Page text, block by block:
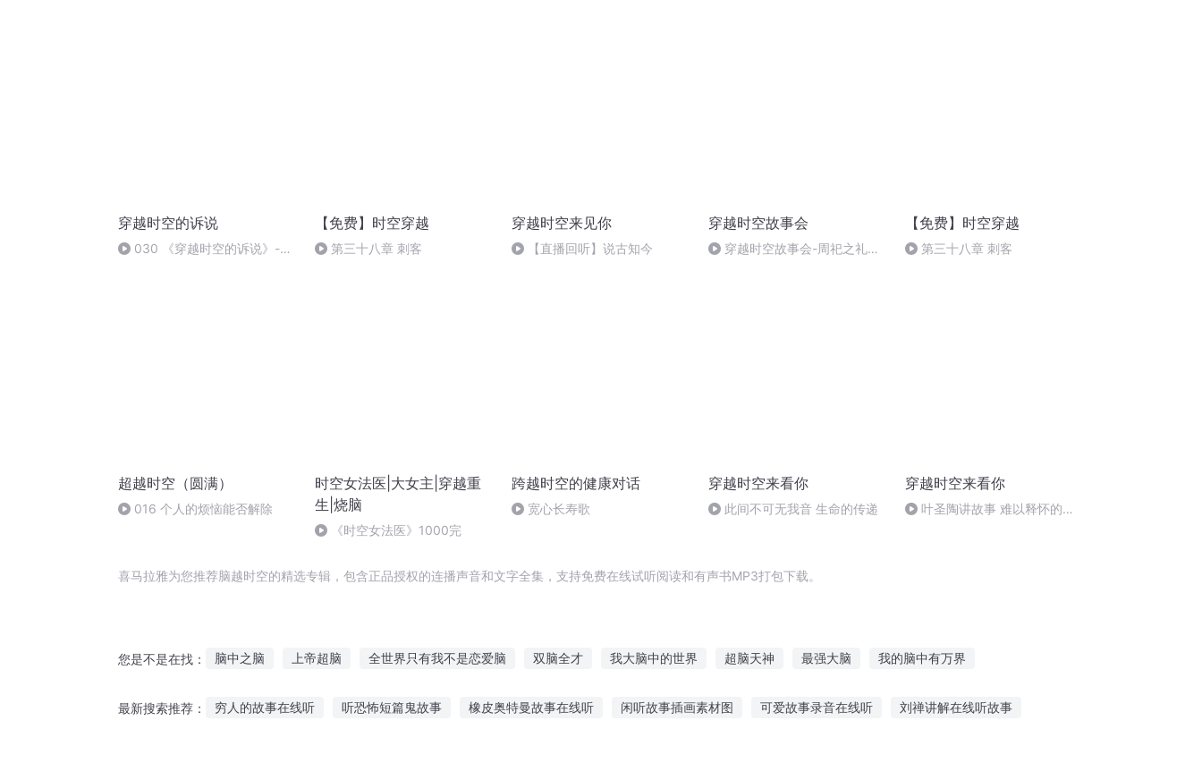
穿越时空的诉说
030 《穿越时空的诉说》-第
【免费】时空穿越
第三十八章 刺客
穿越时空来见你
【直播回听】说古知今
穿越时空故事会
穿越时空故事会-周祀之礼：
【免费】时空穿越
第三十八章 刺客
超越时空（圆满）
016 个人的烦恼能否解除
时空女法医|大女主|穿越重
生|烧脑
《时空女法医》1000完
跨越时空的健康对话
宽心长寿歌
穿越时空来看你
此间不可无我音 生命的传递
穿越时空来看你
叶圣陶讲故事 难以释怀的记
喜马拉雅为您推荐脑越时空的精选专辑，包含正品授权的连播声音和文字全集，支持免费在线试听阅读和有声书MP3打包下载。
您是不是在找： 脑中之脑 上帝超脑 全世界只有我不是恋爱脑 双脑全才 我大脑中的世界 超脑天神 最强大脑 我的脑中有万界
最新搜索推荐： 穷人的故事在线听 听恐怖短篇鬼故事 橡皮奥特曼故事在线听 闲听故事插画素材图 可爱故事录音在线听 刘禅讲解在线听故事